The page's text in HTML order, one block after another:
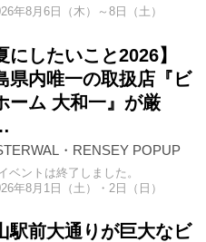
会津美里町
米沢市
年8月6日（木）～8日（土）
にしたいこと2026】
県内唯一の取扱店『ビ
ーム 大和一』が厳
・RENSEY POPUP
ベントは終了しました。
年8月1日（土）・2日（日）
駅前大通りが巨大なビ